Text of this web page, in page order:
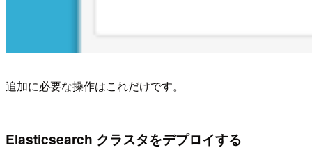
追加に必要な操作はこれだけです。
Elasticsearch クラスタをデプロイする